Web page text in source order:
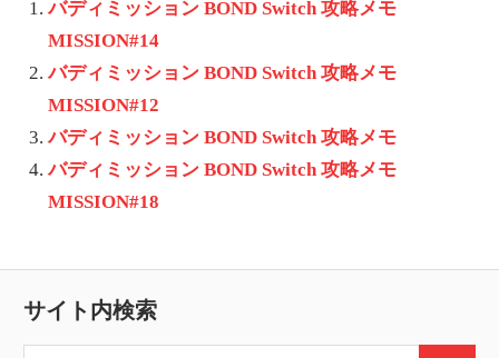
バディミッション BOND Switch 攻略メモ
MISSION#14
バディミッション BOND Switch 攻略メモ
MISSION#12
バディミッション BOND Switch 攻略メモ
バディミッション BOND Switch 攻略メモ
MISSION#18
サイト内検索